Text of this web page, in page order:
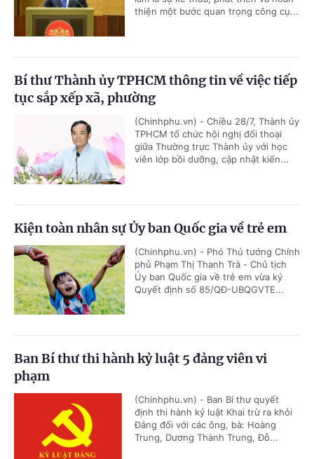
thiện một bước quan trọng công cụ...
Bí thư Thành ủy TPHCM thông tin về việc tiếp
tục sắp xếp xã, phường
(Chinhphu.vn) - Chiều 28/7, Thành ủy
TPHCM tổ chức hội nghị đối thoại
giữa Thường trực Thành ủy với học
viên lớp bồi dưỡng, cập nhật kiến...
Kiện toàn nhân sự Ủy ban Quốc gia về trẻ em
(Chinhphu.vn) - Phó Thủ tướng Chính
phủ Phạm Thị Thanh Trà - Chủ tịch
Ủy ban Quốc gia về trẻ em vừa ký
Quyết định số 85/QĐ-UBQGVTE...
Ban Bí thư thi hành kỷ luật 5 đảng viên vi
phạm
(Chinhphu.vn) - Ban Bí thư quyết
định thi hành kỷ luật Khai trừ ra khỏi
Đảng đối với các ông, bà: Hoàng
Trung, Dương Thành Trung, Đỗ...